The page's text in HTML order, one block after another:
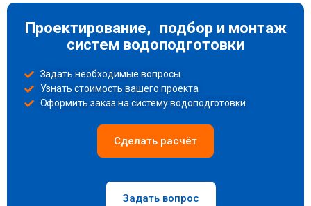
Проектирование, подбор и монтаж
систем водоподготовки
Задать необходимые вопросы
Узнать стоимость вашего проекта
Оформить заказ на систему водоподготовки
Сделать расчёт
Задать вопрос